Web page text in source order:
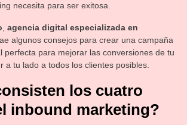
necesita para ser exitosa.
agencia digital especializada en
algunos consejos para crear una campaña
perfecta para mejorar las conversiones de tu
a tu lado a todos los clientes posibles.
los cuatro
inbound marketing?